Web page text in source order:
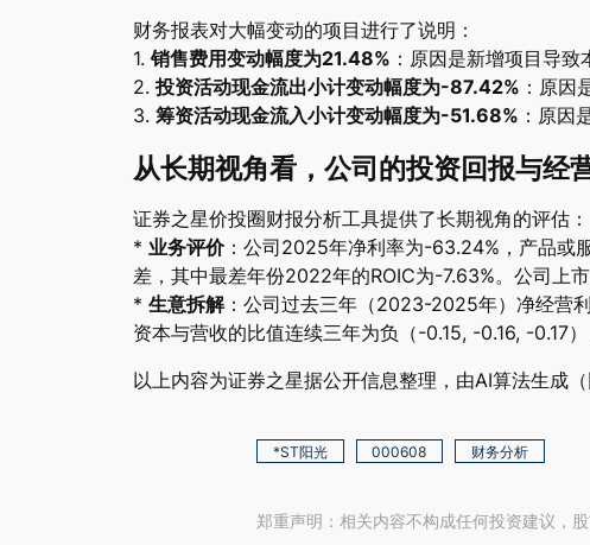
财务报表对大幅变动的项目进行了说明：
1.销售费用变动幅度为21.48% ：原因是新增项目导致
2. 投资活动现金流出小计变动幅度为-87.42% ：原因
3. 筹资活动现金流入小计变动幅度为-51.68% ：原因
从长期视角看，公司的投资回报与经
证券之星价投圈财报分析工具提供了长期视角的评估：
* 业务评价：公司2025年净利率为-63.24%，产品或
差，其中最差年份2022年的ROIC为-7.63%。公司上
* 生意拆解：公司过去三年（2023-2025年）净经营
资本与营收的比值连续三年为负（-0.15, -0.16, -0.17
以上内容为证券之星据公开信息整理，由AI算法生成
*ST阳光 000608 财务分析
郑重声明：相关内容不构成任何投资建议，股